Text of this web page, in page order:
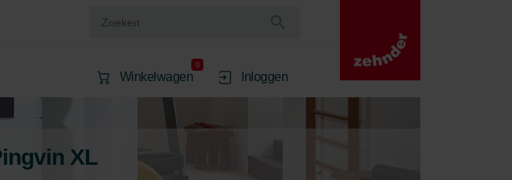
Winkelwagen
0
Inloggen
XL